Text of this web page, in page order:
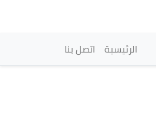
principale
الرئيسية اتصل بنا